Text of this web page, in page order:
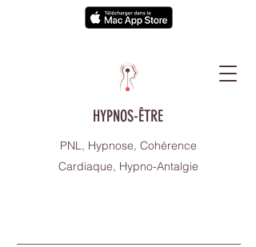
HYPNOS-ÊTRE
PNL, Hypnose, Cohérence
Cardiaque, Hypno-Antalgie